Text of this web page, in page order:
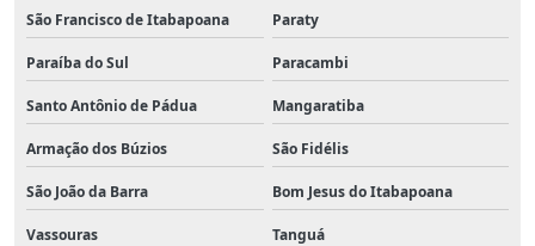
São Francisco de Itabapoana Paraty
Paraíba do Sul Paracambi
Santo Antônio de Pádua Mangaratiba
Armação dos Búzios São Fidélis
São João da Barra Bom Jesus do Itabapoana
Vassouras Tanguá